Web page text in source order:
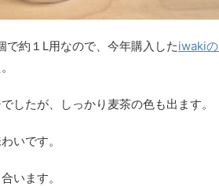
で約１L用なので、今年購入したiwaki
したが、しっかり麦茶の色も出ます。
いです。
います。